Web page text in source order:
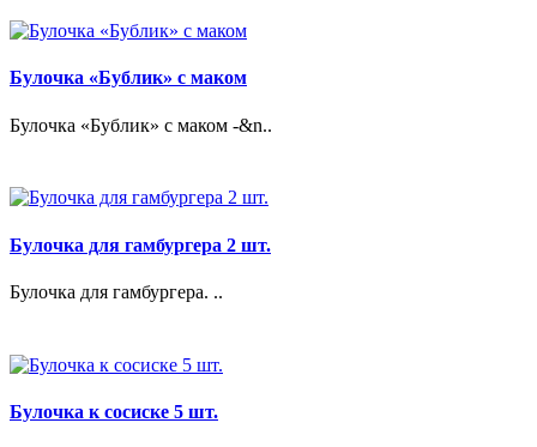
Булочка «Бублик» с маком
Булочка «Бублик» с маком -&n..
Булочка для гамбургера 2 шт.
Булочка для гамбургера. ..
Булочка к сосиске 5 шт.